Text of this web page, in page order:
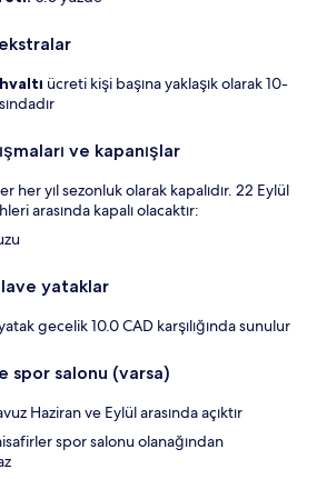
ücreti kişi başına yaklaşık olarak 10-
ve kapanışlar
her yıl sezonluk olarak kapalıdır. 22 Eylül
arasında kapalı olacaktır:
yataklar
gecelik 10.0 CAD karşılığında sunulur
spor salonu (varsa)
Haziran ve Eylül arasında açıktır
spor salonu olanağından